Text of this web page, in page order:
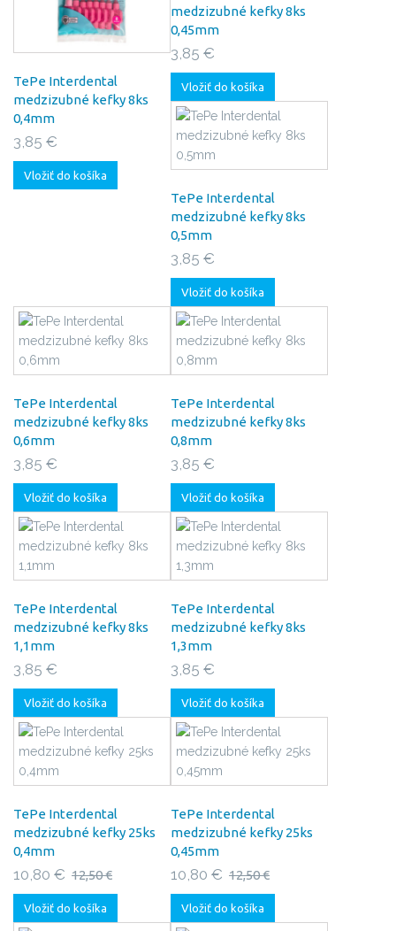
TePe Interdental
medzizubné kefky 8ks
0,4mm
3,85 €
Vložiť do košíka
medzizubné kefky 8ks
0,45mm
3,85 €
Vložiť do košíka
TePe Interdental
medzizubné kefky 8ks
0,5mm
3,85 €
Vložiť do košíka
TePe Interdental
medzizubné kefky 8ks
0,6mm
3,85 €
Vložiť do košíka
TePe Interdental
medzizubné kefky 8ks
0,8mm
3,85 €
Vložiť do košíka
TePe Interdental
medzizubné kefky 8ks
1,1mm
3,85 €
Vložiť do košíka
TePe Interdental
medzizubné kefky 8ks
1,3mm
3,85 €
Vložiť do košíka
TePe Interdental
medzizubné kefky 25ks
0,4mm
10,80 € 12,50 €
Vložiť do košíka
TePe Interdental
medzizubné kefky 25ks
0,45mm
10,80 € 12,50 €
Vložiť do košíka